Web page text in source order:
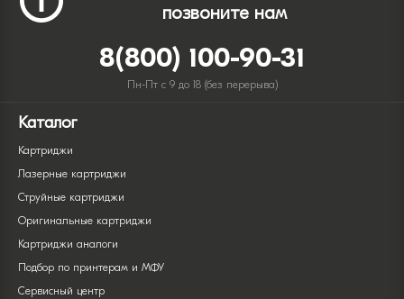
позвоните нам
8(800) 100-90-31
Пн-Пт с 9 до 18 (без перерыва)
Каталог
Картриджи
Лазерные картриджи
Струйные картриджи
Оригинальные картриджи
Картриджи аналоги
Подбор по принтерам и МФУ
Сервисный центр